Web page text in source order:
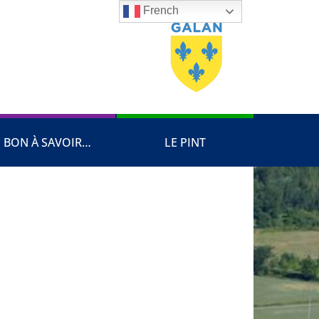
BON À SAVOIR… LE PINT
French